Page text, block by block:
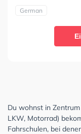
German
Du wohnst in
LKW, Motorrad)
Fahrschulen, bei